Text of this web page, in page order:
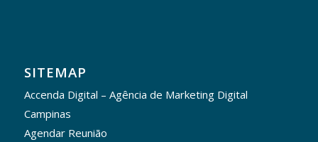
SITEMAP
Accenda Digital – Agência de Marketing Digital
Campinas
Agendar Reunião